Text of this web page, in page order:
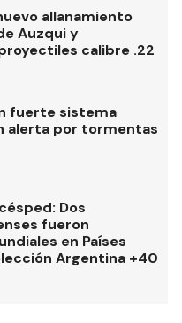
allanamiento
Auzqui y
calibre .22
fuerte sistema
alerta por tormentas
Dos
fueron
en Países
Argentina +40